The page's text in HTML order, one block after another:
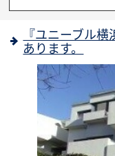
『ユニーブル
あります。